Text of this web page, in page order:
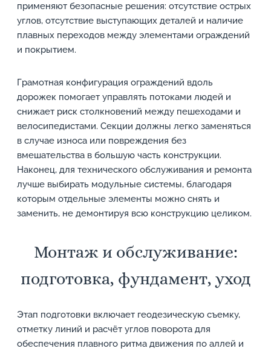
применяют безопасные решения: отсутствие острых
углов, отсутствие выступающих деталей и наличие
плавных переходов между элементами ограждений
и покрытием.
Грамотная конфигурация ограждений вдоль
дорожек помогает управлять потоками людей и
снижает риск столкновений между пешеходами и
велосипедистами. Секции должны легко заменяться
в случае износа или повреждения без
вмешательства в большую часть конструкции.
Наконец, для технического обслуживания и ремонта
лучше выбирать модульные системы, благодаря
которым отдельные элементы можно снять и
заменить, не демонтируя всю конструкцию целиком.
Монтаж и обслуживание:
подготовка, фундамент, уход
Этап подготовки включает геодезическую съемку,
отметку линий и расчёт углов поворота для
обеспечения плавного ритма движения по аллей и